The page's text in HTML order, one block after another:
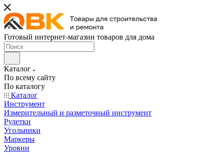
Готовый интернет-магазин товаров для дома
Каталог
По всему сайту
По каталогу
Каталог
Инструмент
Измерительный и разметочный инструмент
Рулетки
Угольники
Маркеры
Уровни